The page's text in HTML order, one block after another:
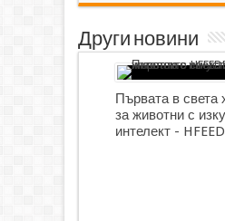
Други новини
Първата в света
за животни с
интелект -